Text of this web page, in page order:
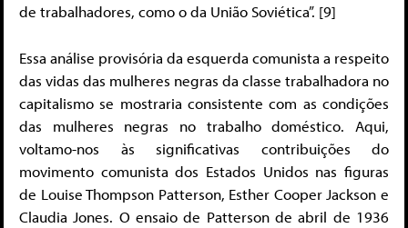
de trabalhadores, como o da União Soviética”. [9]
Essa análise provisória da esquerda comunista a respeito
das vidas das mulheres negras da classe trabalhadora no
capitalismo se mostraria consistente com as condições
das mulheres negras no trabalho doméstico. Aqui,
voltamo-nos às significativas contribuições do
movimento comunista dos Estados Unidos nas figuras
de Louise Thompson Patterson, Esther Cooper Jackson e
Claudia Jones. O ensaio de Patterson de abril de 1936